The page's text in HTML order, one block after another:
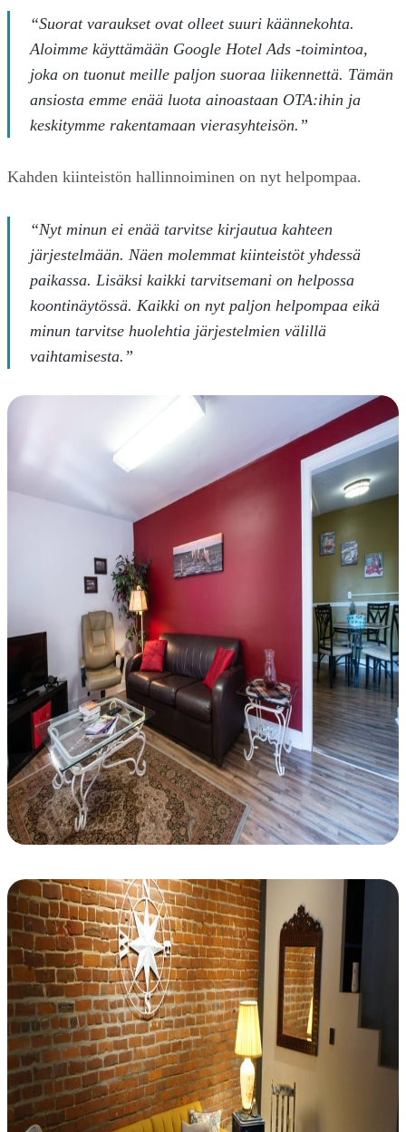
“Suorat varaukset ovat olleet suuri käännekohta.
Aloimme käyttämään Google Hotel Ads -toimintoa,
joka on tuonut meille paljon suoraa liikennettä. Tämän
ansiosta emme enää luota ainoastaan OTA:ihin ja
keskitymme rakentamaan vierasyhteisön.”
Kahden kiinteistön hallinnoiminen on nyt helpompaa.
“Nyt minun ei enää tarvitse kirjautua kahteen
järjestelmään. Näen molemmat kiinteistöt yhdessä
paikassa. Lisäksi kaikki tarvitsemani on helpossa
koontinäytössä. Kaikki on nyt paljon helpompaa eikä
minun tarvitse huolehtia järjestelmien välillä
vaihtamisesta.”